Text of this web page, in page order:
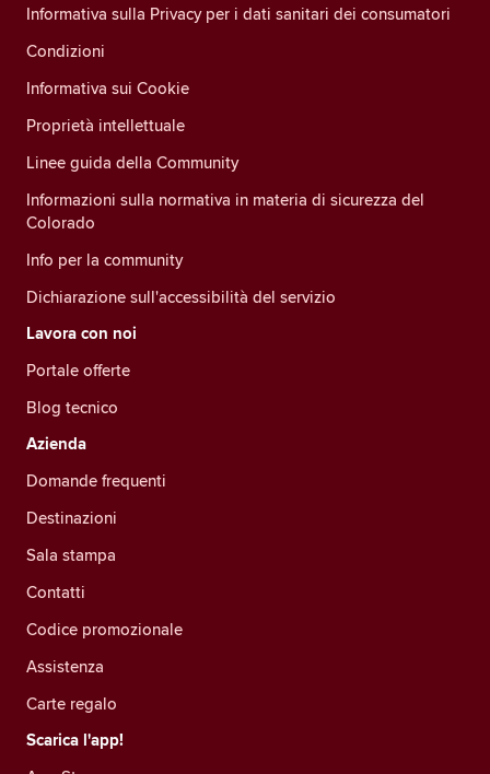
Informativa sulla Privacy per i dati sanitari dei consumatori
Condizioni
Informativa sui Cookie
Proprietà intellettuale
Linee guida della Community
Informazioni sulla normativa in materia di sicurezza del
Colorado
Info per la community
Dichiarazione sull'accessibilità del servizio
Lavora con noi
Portale offerte
Blog tecnico
Azienda
Domande frequenti
Destinazioni
Sala stampa
Contatti
Codice promozionale
Assistenza
Carte regalo
Scarica l'app!